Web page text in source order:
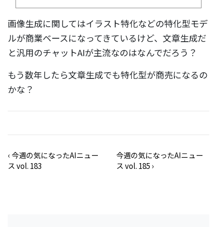
画像生成に関してはイラスト特化などの特化型モデ
ルが商業ベースになってきているけど、文章生成だ
と汎用のチャットAIが主流なのはなんでだろう？
もう数年したら文章生成でも特化型が商売になるの
かな？
‹今週の気になったAIニュー
ス vol. 183
今週の気になったAIニュー
ス vol. 185 ›